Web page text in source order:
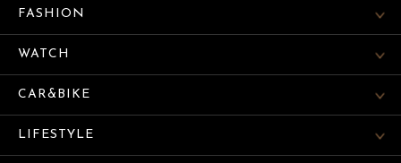
FASHION
WATCH
CAR&BIKE
LIFESTYLE